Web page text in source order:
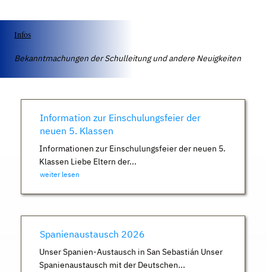
Infos
Bekanntmachungen der Schulleitung und andere Neuigkeiten
Information zur Einschulungsfeier der
neuen 5. Klassen
Informationen zur Einschulungsfeier der neuen 5.
Klassen Liebe Eltern der...
weiter lesen
Spanienaustausch 2026
Unser Spanien-Austausch in San Sebastián Unser
Spanienaustausch mit der Deutschen...